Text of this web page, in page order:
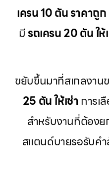
เครน 10 ตัน ราคาถูก
มีรถเครน 20 ตัน ให้
ขยับขึ้นมาที่สเกลงาน
25 ตัน ให้เช่าการเ
สำหรับงานที่ต้องย
สแตนด์บายรอรับค